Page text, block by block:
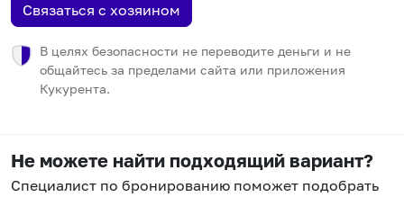
Связаться с хозяином
В целях безопасности не переводите деньги и не
общайтесь за пределами сайта или приложения
Кукурента.
Не можете найти подходящий вариант?
Специалист по бронированию поможет подобрать